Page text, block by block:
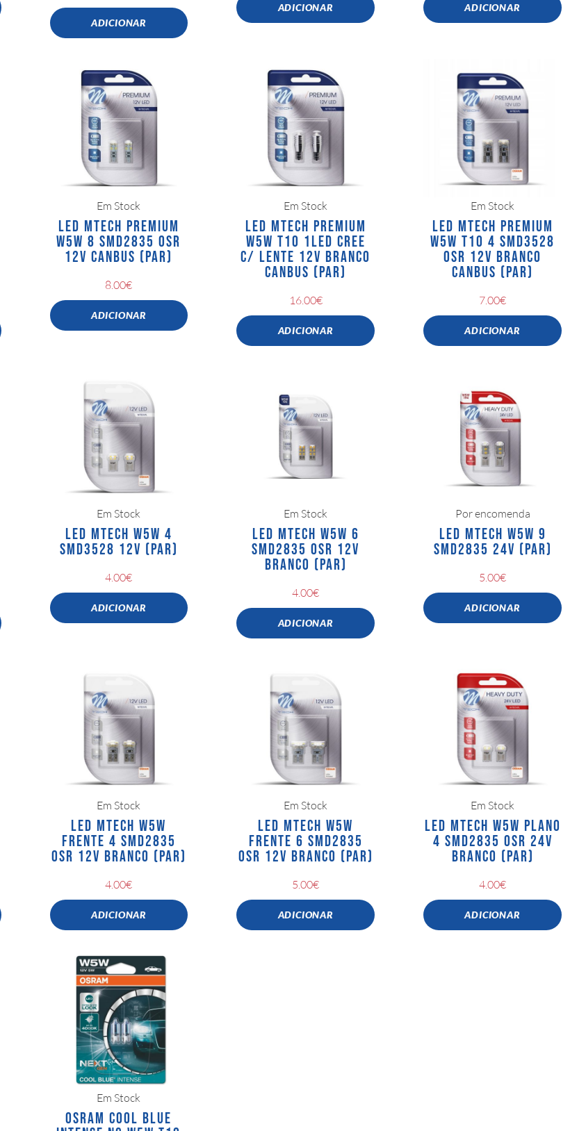
ADICIONAR
ADICIONAR ADICIONAR
Em Stock
LED MTECH PREMIUM
W5W 8 SMD2835 OSR
12V CANBUS (PAR)
8.00€
ADICIONAR
Em Stock
LED MTECH PREMIUM
W5W T10 1LED CREE
C/ LENTE 12V BRANCO
CANBUS (PAR)
16.00€
ADICIONAR
Em Stock
LED MTECH PREMIUM
W5W T10 4 SMD3528
OSR 12V BRANCO
CANBUS (PAR)
7.00€
ADICIONAR
Em Stock
LED MTECH W5W 4
SMD3528 12V (PAR)
4.00€
ADICIONAR
Em Stock
LED MTECH W5W 6
SMD2835 OSR 12V
BRANCO (PAR)
4.00€
ADICIONAR
Por encomenda
LED MTECH W5W 9
SMD2835 24V (PAR)
5.00€
ADICIONAR
Em Stock
LED MTECH W5W
FRENTE 4 SMD2835
OSR 12V BRANCO (PAR)
4.00€
ADICIONAR
Em Stock
LED MTECH W5W
FRENTE 6 SMD2835
OSR 12V BRANCO (PAR)
5.00€
ADICIONAR
Em Stock
LED MTECH W5W PLANO
4 SMD2835 OSR 24V
BRANCO (PAR)
4.00€
ADICIONAR
Em Stock
OSRAM COOL BLUE